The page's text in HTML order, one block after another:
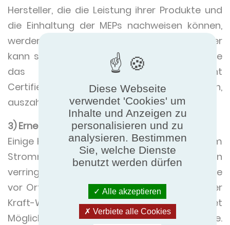
Hersteller, die die Leistung ihrer Produkte und
die Einhaltung der MEPs nachweisen können,
werden sich von der Konkurrenz abheben. Hier
kann sich eine Zertifizierung durch Dritte, wie
das international anerkannte Eurovent
Certified Performance (ECP)-Zeichen,
auszahlen.
3) Erneuerbare Energien
Einige Hersteller werden die Abhängigkeit vom
Stromnetz durch erneuerbare Energien
verringern. Die Erzeugung erneuerbarer Energie
vor Ort durch Sonnen- und Windenergie oder
Kraft-Wärme-Kopplung (KWK) bietet
Möglichkeiten für kohlenstofffreie Energie.
Diese Webseite
verwendet 'Cookies' um
Inhalte und Anzeigen zu
personalisieren und zu
analysieren. Bestimmen
Sie, welche Dienste
benutzt werden dürfen
Alle akzeptieren
Verbiete alle Cookies